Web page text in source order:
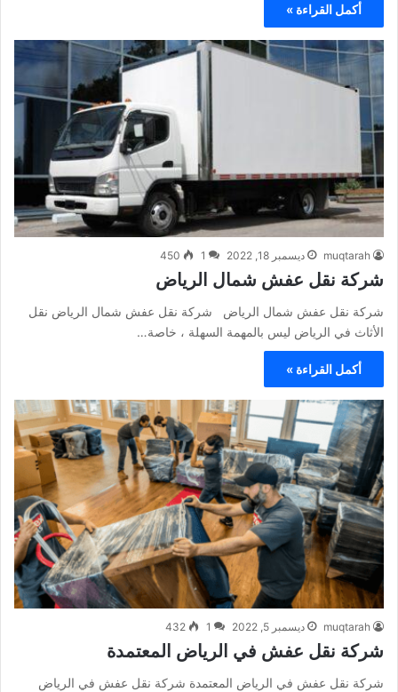
أكمل القراءة »
muqtarah ديسمبر 18, 2022 1
450
شركة نقل عفش شمال الرياض
شركة نقل عفش شمال الرياض شركة نقل عفش شمال الرياض نقل
الأثاث في الرياض ليس بالمهمة السهلة ، خاصة…
أكمل القراءة »
muqtarah ديسمبر 5, 2022 1
432
شركة نقل عفش في الرياض المعتمدة
شركة نقل عفش في الرياض المعتمدة شركة نقل عفش في الرياض